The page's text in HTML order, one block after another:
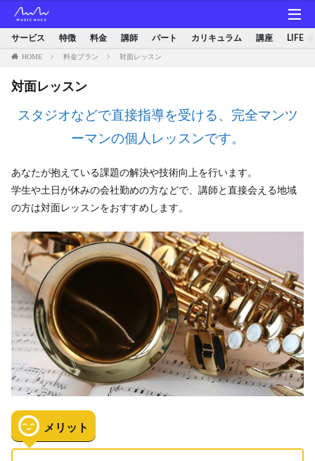
サービス 特徴 料金 講師 パート カリキュラム 講座 LIFE
HOME 料金プラン 対面レッスン
対面レッスン
スタジオなどで直接指導を受ける、完全マンツ
ーマンの個人レッスンです。
あなたが抱えている課題の解決や技術向上を行います。
学生や土日が休みの会社勤めの方などで、講師と直接会える地域
の方は対面レッスンをおすすめします。
メリット